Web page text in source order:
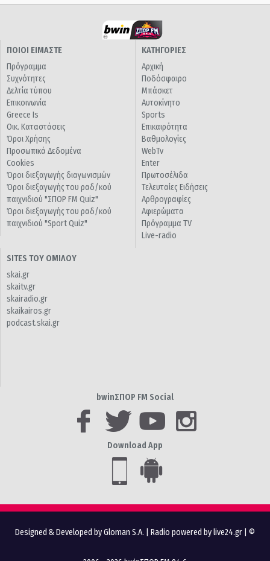
ΠΟΙΟΙ ΕΙΜΑΣΤΕ
Πρόγραμμα
Συχνότητες
Δελτία τύπου
Επικοινωνία
Greece Is
Οικ. Καταστάσεις
Όροι Χρήσης
Προσωπικά Δεδομένα
Cookies
Όροι διεξαγωγής διαγωνισμών
Όροι διεξαγωγής του ραδ/κού
παιχνιδιού "ΣΠΟΡ FM Quiz"
Όροι διεξαγωγής του ραδ/κού
παιχνιδιού "Sport Quiz"
ΚΑΤΗΓΟΡΙΕΣ
Αρχική
Ποδόσφαιρο
Μπάσκετ
Αυτοκίνητο
Sports
Επικαιρότητα
Βαθμολογίες
WebTv
Enter
Πρωτοσέλιδα
Τελευταίες Ειδήσεις
Αρθρογραφίες
Αφιερώματα
Πρόγραμμα TV
Live-radio
SITES ΤΟΥ ΟΜΙΛΟΥ
skai.gr
skaitv.gr
skairadio.gr
skaikairos.gr
podcast.skai.gr
bwinΣΠΟΡ FM Social
Download App
Designed & Developed by Gloman S.A. Radio powered by live24.gr | ©